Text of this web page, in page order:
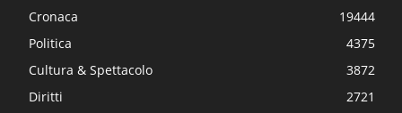
Cronaca
19444
Politica
4375
Cultura & Spettacolo
3872
Diritti
2721